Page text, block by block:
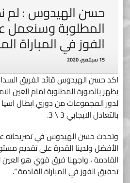
حسن الهيدوس : لم
المطلوبة وسنعمل
الفوز في المباراة
15 سبتمبر، 2020
اكد حسن الهيدوس قائد الفريق
يظهر بالصورة المطلوبة امام العين
لدور المجموعات من دوري ابطال اسيا
بالتعادل الايجابي 3 \ 3.
وتحدث حسن الهيدوس في تصريحاته
الأفضل ولدينا القدرة على تقديم
القادمة ، واجهنا فرق قوي هو
تحقيق الفوز في المباراة القادمة “.